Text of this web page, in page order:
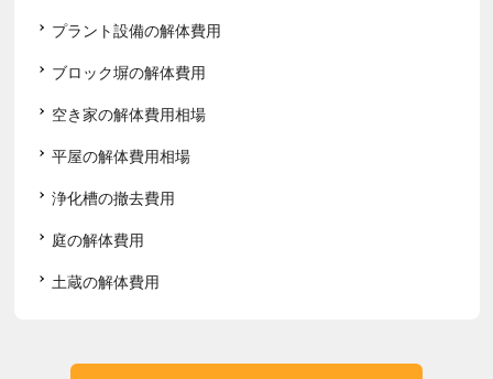
プラント設備の解体費用
ブロック塀の解体費用
空き家の解体費用相場
平屋の解体費用相場
浄化槽の撤去費用
庭の解体費用
土蔵の解体費用